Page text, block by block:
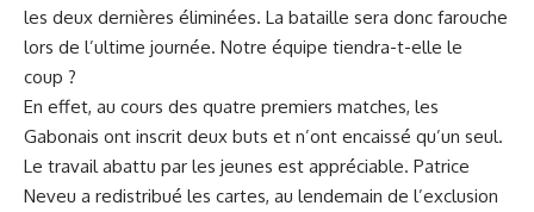
les deux dernières éliminées. La bataille sera donc farouche
lors de l’ultime journée. Notre équipe tiendra-t-elle le
coup ?
En effet, au cours des quatre premiers matches, les
Gabonais ont inscrit deux buts et n’ont encaissé qu’un seul.
Le travail abattu par les jeunes est appréciable. Patrice
Neveu a redistribué les cartes, au lendemain de l’exclusion